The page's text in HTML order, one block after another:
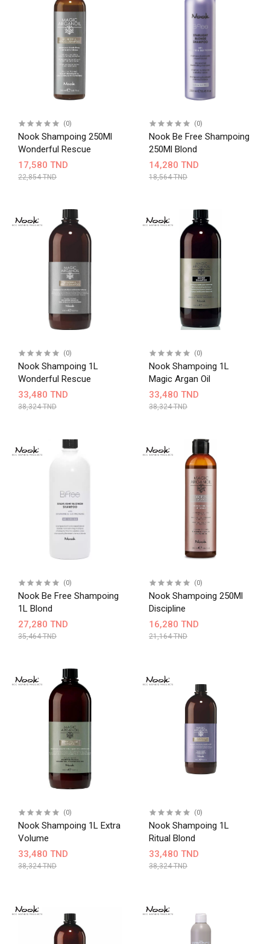
(0)
Nook Shampoing 250Ml
Wonderful Rescue
17,580 TND
22,854 TND
(0)
Nook Be Free Shampoing
250Ml Blond
14,280 TND
18,564 TND
(0)
Nook Shampoing 1L
Wonderful Rescue
33,480 TND
38,324 TND
(0)
Nook Shampoing 1L
Magic Argan Oil
33,480 TND
38,324 TND
(0)
Nook Be Free Shampoing
1L Blond
27,280 TND
35,464 TND
(0)
Nook Shampoing 250Ml
Discipline
16,280 TND
21,164 TND
(0)
Nook Shampoing 1L Extra
Volume
33,480 TND
38,324 TND
(0)
Nook Shampoing 1L
Ritual Blond
33,480 TND
38,324 TND